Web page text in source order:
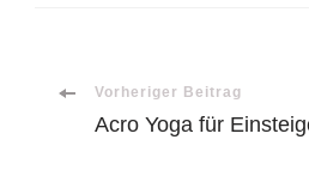
Vorheriger Beitrag
Acro Yoga für